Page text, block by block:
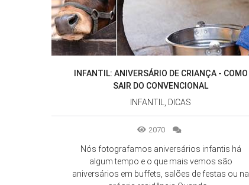
INFANTIL: ANIVERSÁRIO DE CRIANÇA - COMO
SAIR DO CONVENCIONAL
INFANTIL, DICAS
2070
Nós fotografamos aniversários infantis há
algum tempo e o que mais vemos são
aniversários em buffets, salões de festas ou na